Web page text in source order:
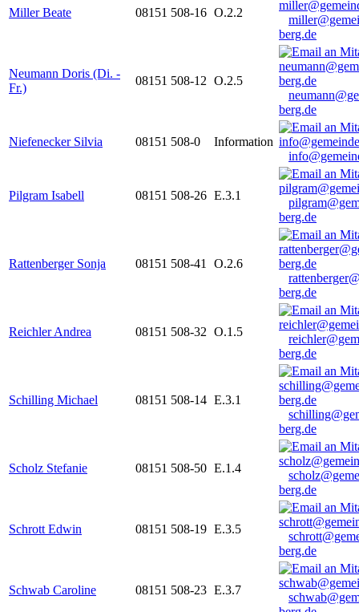
Miller Beate 08151 508-16 O.2.2
berg.de
Neumann Doris (Di. -
Fr.)
08151 508-12 O.2.5
berg.de
Niefenecker Silvia 08151 508-0
Information
Pilgram Isabell 08151 508-26 E.3.1
berg.de
Rattenberger Sonja 08151 508-41
O.2.6
berg.de
Reichler Andrea 08151 508-32 O.1.5
berg.de
Schilling Michael 08151 508-14 E.3.1
berg.de
Scholz Stefanie 08151 508-50 E.1.4
berg.de
Schrott Edwin 08151 508-19 E.3.5
berg.de
Schwab Caroline 08151 508-23 E.3.7